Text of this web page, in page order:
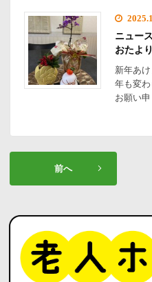
ニュー
おたよ
新年あ
年も変
お願い
前へ